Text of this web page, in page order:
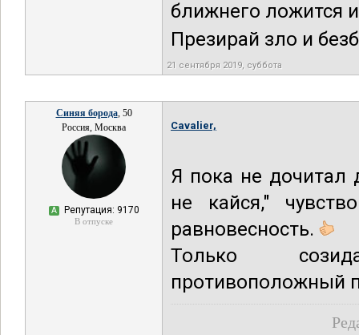
ближнего ложится
Презирай зло и
21 сентября 2019, суббота
Синяя борода, 50
Россия, Москва
А Репутация: 9170
В отпуске
Cavalier,
Я пока не дочитал
не кайся,"
равновесность.
Только
противоположный